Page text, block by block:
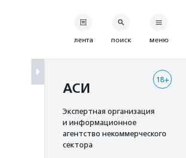
лента поиск меню
18+
АСИ
Экспертная организация
и информационное
агентство некоммерческого
сектора